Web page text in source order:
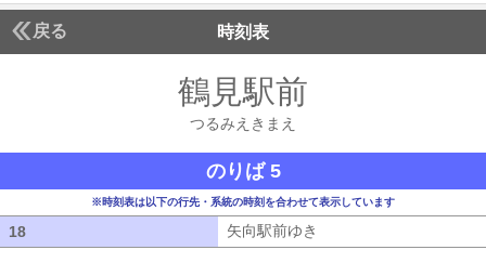
戻る 時刻表
鶴見駅前
つるみえきまえ
のりば 5
※時刻表は以下の行先・系統の時刻を合わせて表示しています
18 矢向駅前ゆき